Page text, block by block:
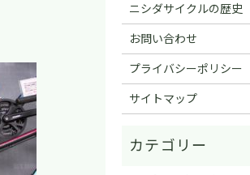
ニシダサイクルの歴史
お問い合わせ
プライバシーポリシー
サイトマップ